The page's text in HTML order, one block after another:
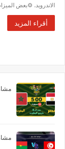
الاندرويد. ⚙بعض
أقراء المزيد